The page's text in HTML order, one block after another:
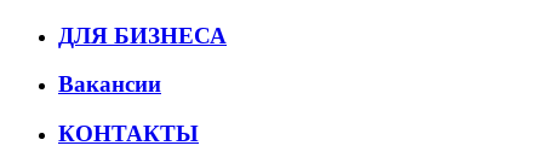
ДЛЯ БИЗНЕСА
Вакансии
КОНТАКТЫ